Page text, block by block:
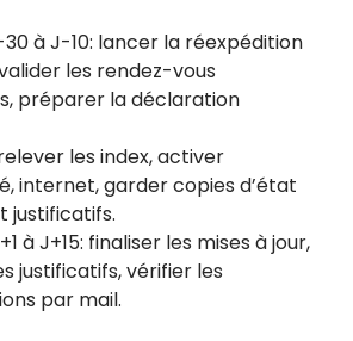
30 à J-10: lancer la réexpédition
les rendez-vous
préparer la déclaration
les index, activer
internet, garder copies d’état
justificatifs.
à J+15: finaliser les mises à jour,
justificatifs, vérifier les
par mail.